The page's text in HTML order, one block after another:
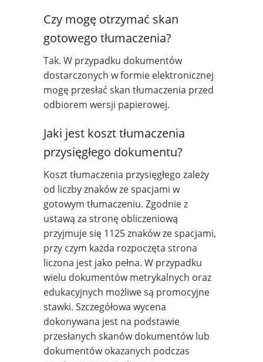
Czy mogę otrzymać skan
gotowego tłumaczenia?
Tak. W przypadku dokumentów
dostarczonych w formie elektronicznej
mogę przesłać skan tłumaczenia przed
odbiorem wersji papierowej.
Jaki jest koszt tłumaczenia
przysięgłego dokumentu?
Koszt tłumaczenia przysięgłego zależy
od liczby znaków ze spacjami w
gotowym tłumaczeniu. Zgodnie z
ustawą za stronę obliczeniową
przyjmuje się 1125 znaków ze spacjami,
przy czym każda rozpoczęta strona
liczona jest jako pełna. W przypadku
wielu dokumentów metrykalnych oraz
edukacyjnych możliwe są promocyjne
stawki. Szczegółowa wycena
dokonywana jest na podstawie
przesłanych skanów dokumentów lub
dokumentów okazanych podczas